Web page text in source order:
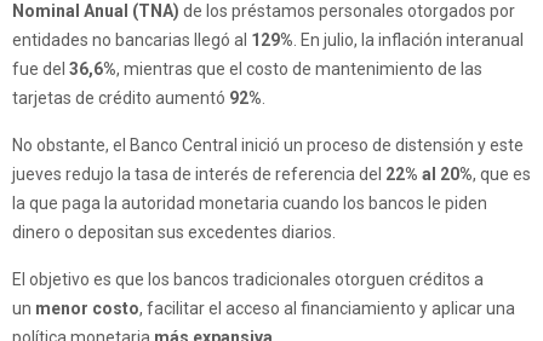
Nominal Anual (TNA) de los préstamos personales otorgados por
entidades no bancarias llegó al 129% . En julio, la inflación interanual
fue del 36,6%, mientras que el costo de mantenimiento de las
tarjetas de crédito aumentó 92%
No obstante, el Banco Central inició un proceso de distensión y este
jueves redujo la tasa de interés de referencia del 22% al 20%, que es
la que paga la autoridad monetaria cuando los bancos le piden
dinero o depositan sus excedentes diarios.
El objetivo es que los bancos tradicionales otorguen créditos a
un menor costo, facilitar el acceso al financiamiento y aplicar una